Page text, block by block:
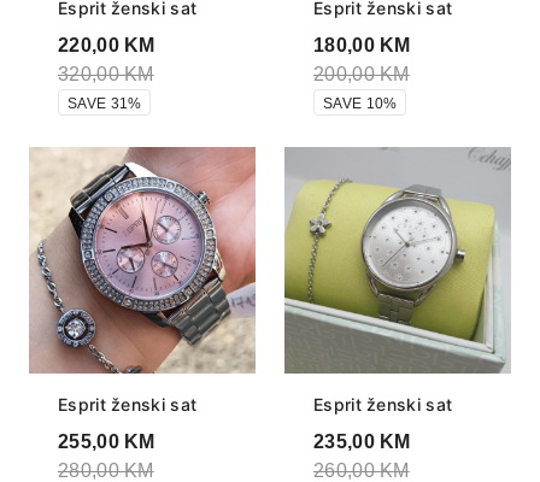
Esprit ženski sat
220,00 KM
320,00KM
SAVE 31%
Esprit ženski sat
180,00 KM
200,00KM
SAVE 10%
Esprit ženski sat
255,00 KM
280,00KM
Esprit ženski sat
235,00 KM
260,00KM